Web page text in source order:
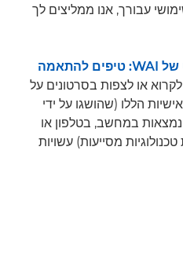
עבורך, אנו ממליצים לך
גלישה טובה יותר באינטרנט של WAI: טיפים להתאמה
לקרוא או לצפות בסרטונים על
הללו (שהושגו על ידי
במחשב, בטלפון או
מסייעות) עשויות